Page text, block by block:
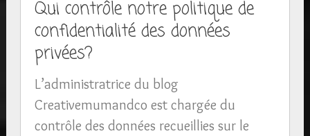
Qui contrôle notre politique de
confidentialité des données
privées?
L’administratrice du blog
Creativemumandco est chargée du
contrôle des données recueillies sur le